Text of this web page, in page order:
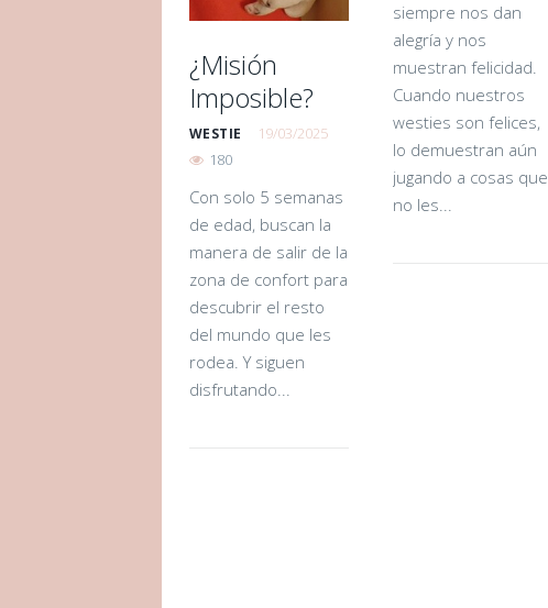
¿Misión
Imposible?
WESTIE
19/03/2025
180
Con solo 5 semanas
de edad, buscan la
manera de salir de la
zona de confort para
descubrir el resto
del mundo que les
rodea. Y siguen
disfrutando...
siempre nos dan
alegría y nos
muestran felicidad.
Cuando nuestros
westies son felices,
lo demuestran aún
jugando a cosas que
no les...